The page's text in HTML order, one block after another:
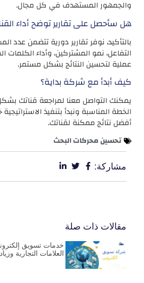
والجمهور المستهدف في كل مجال.
هل سأحصل على تقارير توضح أداء
بالتأكيد، نوفر تقارير دورية تتضمن عدد
التفاعل، نمو المشتركين، وأداء الكلمات
عملية لتحسين النتائج بشكل مستمر.
كيف أبدأ مع شركة بداية؟
يمكنك التواصل معنا لمراجعة قناتك
الخطة المناسبة ونبدأ بتنفيذ
أفضل نتائج ممكنة لقناتك.
تحسين محركات البحث
مشاركة:
مقالات ذات صلة
خدمات تسويق
العلامات التجارية